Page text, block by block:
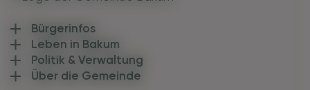
Bürgerinfos
Leben in Bakum
Politik & Verwaltung
Über die Gemeinde